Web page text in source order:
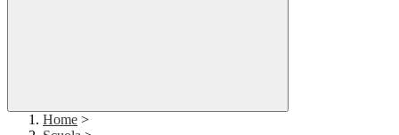
Home >